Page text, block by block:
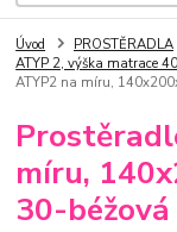
Úvod PROSTĚRADLA
ATYP 2, výška matrace
ATYP2 na míru,
míru,
30-béžová